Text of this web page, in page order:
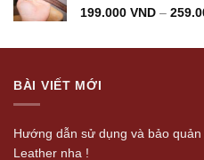
199.000 VND –
BÀI VIẾT MỚI
Hướng dẫn sử dụng và bảo
Leather nha !